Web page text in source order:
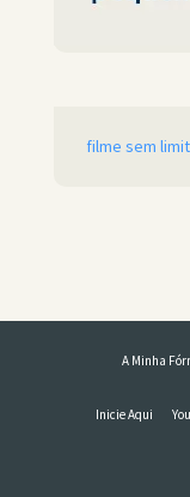
filme sem
A Minha
Inicie Aqui